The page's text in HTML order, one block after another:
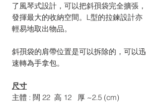
了風琴式設計，可以把斜孭袋完全擴張，
發揮最大的收納空間。L型的拉鍊設計亦
輕易地取出物品。
斜孭袋的肩帶位置是可以拆除的，可以迅
速轉為手拿包。
尺寸
主體 : 闊 22 高 12 厚 ~2.5 (cm)